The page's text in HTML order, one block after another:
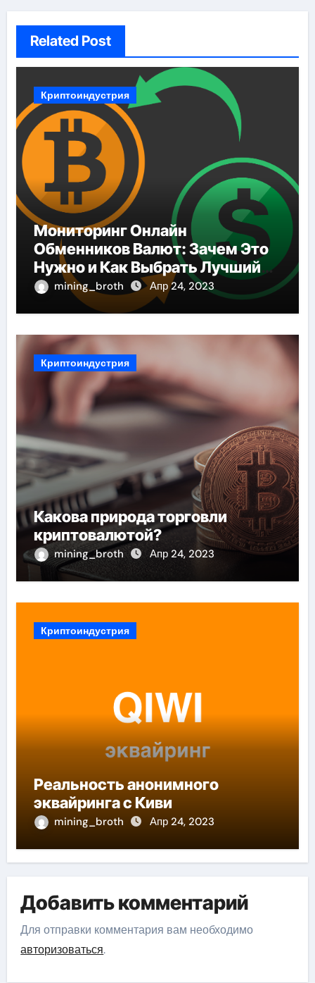
Related Post
Криптоиндустрия
Мониторинг Онлайн
Обменников Валют: Зачем Это
Нужно и Как Выбрать Лучший
Сервис
mining_broth Апр 24, 2023
Криптоиндустрия
Какова природа торговли
криптовалютой?
mining_broth Апр 24, 2023
Криптоиндустрия
Реальность анонимного
эквайринга с Киви
mining_broth Апр 24, 2023
Добавить комментарий
Для отправки комментария вам необходимо
авторизоваться.